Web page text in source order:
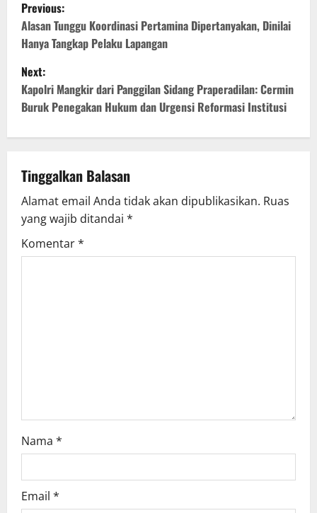
o
s
t
n
v
i
g
Previous:
Alasan Tunggu Koordinasi Pertamina Dipertanyakan, Dinilai
Hanya Tangkap Pelaku Lapangan
Next:
Kapolri Mangkir dari Panggilan Sidang Praperadilan: Cermin
Buruk Penegakan Hukum dan Urgensi Reformasi Institusi
Tinggalkan Balasan
Alamat email Anda tidak akan dipublikasikan. Ruas
yang wajib ditandai *
Komentar*
Nama *
Email *